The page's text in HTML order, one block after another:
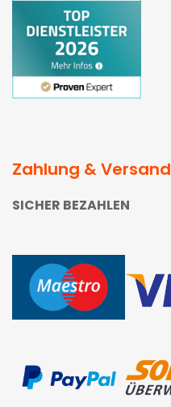
Zahlung & Versand
SICHER BEZAHLEN